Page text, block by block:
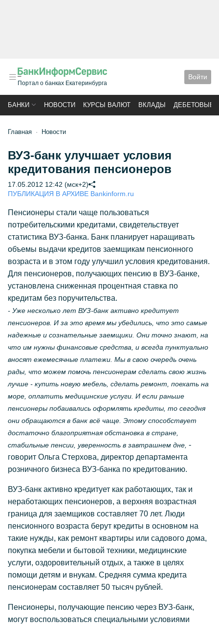
Портал о банках Екатеринбурга
Войти
БАНКИ НОВОСТИ КУРСЫ ВАЛЮТ ВКЛАДЫ ДЕБЕТОВЫЕ
Главная Новости
ВУЗ-банк улучшает условия
кредитования пенсионеров
17.05.2012 12:42 (мск+2)
ПУБЛИКАЦИЯ В АРХИВЕ Bankinform.ru
Пенсионеры стали чаще пользоваться
потребительскими кредитами, свидетельствует
статистика ВУЗ-банка. Банк планирует наращивать
объемы выдачи кредитов заемщикам пенсионного
возраста и в этом году улучшил условия кредитования.
Для пенсионеров, получающих пенсию в ВУЗ-банке,
установлена сниженная процентная ставка по
кредитам без поручительства.
- Уже несколько лет ВУЗ-банк активно кредитует
пенсионеров. И за это время мы убедились, что это самые
надежные и сознательные заемщики. Они точно знают, на
что им нужны финансовые средства, и всегда пунктуально
вносят ежемесячные платежи. Мы в свою очередь очень
рады, что можем помочь пенсионерам сделать свою жизнь
лучше - купить новую мебель, сделать ремонт, поехать на
море, оплатить медицинские услуги. И если раньше
пенсионеры побаивались оформлять кредиты, то сегодня
они обращаются в банк всё чаще. Этому способствует
достаточно благоприятная обстановка в стране,
стабильные пенсии, уверенность в завтрашнем дне, -
говорит Ольга Стерхова, директор департамента
розничного бизнеса ВУЗ-банка по кредитованию.
ВУЗ-банк активно кредитует как работающих, так и
неработающих пенсионеров, а верхняя возрастная
граница для заемщиков составляет 70 лет. Люди
пенсионного возраста берут кредиты в основном на
такие нужды, как ремонт квартиры или садового дома,
покупка мебели и бытовой техники, медицинские
услуги, оздоровительный отдых, а также в целях
помощи детям и внукам. Средняя сумма кредита
пенсионерам составляет 50 тысяч рублей.
Пенсионеры, получающие пенсию через ВУЗ-банк,
могут воспользоваться специальными условиями